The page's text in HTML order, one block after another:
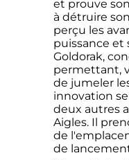
et prouve
à détruire
perçu les
puissance et
Goldorak,
permettant,
de jumeler
innovation
deux autres
Aigles. Il
de
de